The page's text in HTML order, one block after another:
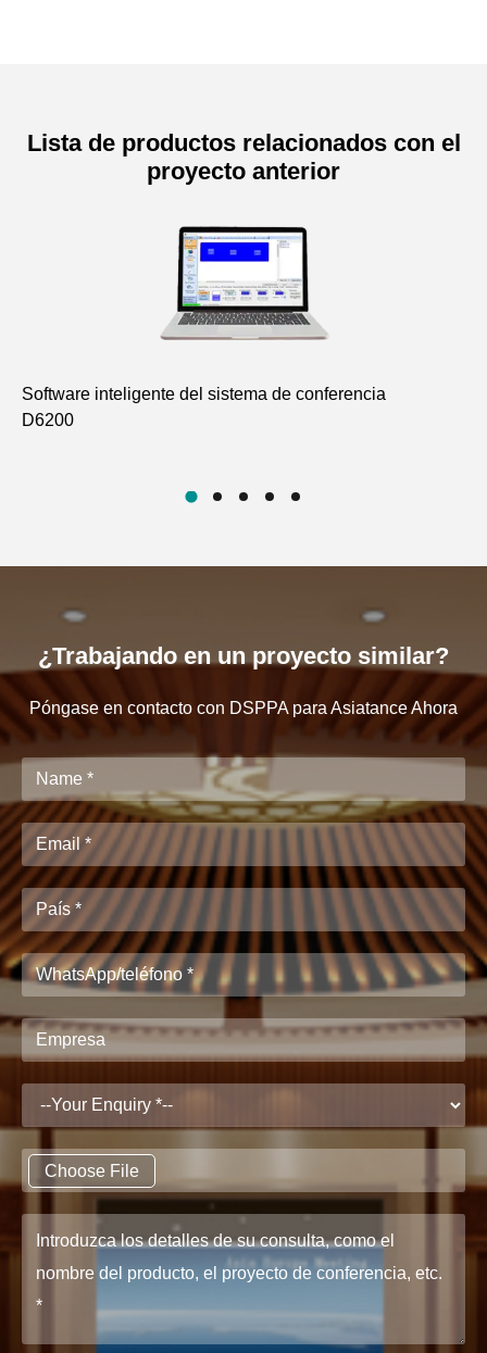
Lista de productos relacionados con el
proyecto anterior
Software inteligente del sistema de conferencia
D6200
¿Trabajando en un proyecto similar?
Póngase en contacto con DSPPA para Asiatance Ahora
Choose File